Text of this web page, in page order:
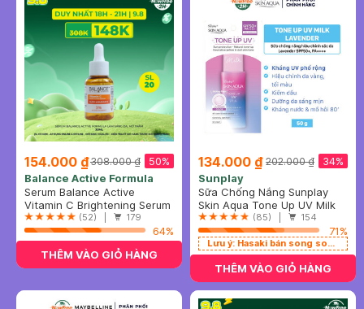
154.000 ₫ 50%
308.000 ₫
Balance Active Formula
Serum Balance Active
Formula Làm Sáng Da, Mờ
Thâm 30ml
Vitamin C Brightening Serum
Glow & Radiance
(52) | 179
64%
THÊM VÀO GIỎ HÀNG
134.000 ₫ 34%
202.000 ₫
Sunplay
Sữa Chống Nắng Sunplay
Hiệu Chỉnh Sắc Da 50g (Tím)
Skin Aqua Tone Up UV Milk
Lavender SPF50+/PA++++
(85) | 154
71%
Lưu ý: Hasaki bán song song cả phiên bản Thường và phiên bản Tết
THÊM VÀO GIỎ HÀNG